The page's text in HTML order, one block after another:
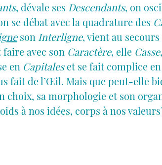
, dévale ses Descendants, on
se débat avec la quadrature des
son Interligne, vient au secours
avec son Caractère, elle Casse
en Capitaleset se fait complice en
fait de l’Œil. Mais que peut-elle
choix, sa morphologie et son
à nos idées, corps à nos valeurs